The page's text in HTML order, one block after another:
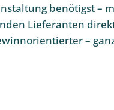
benötigst –
Lieferanten
–